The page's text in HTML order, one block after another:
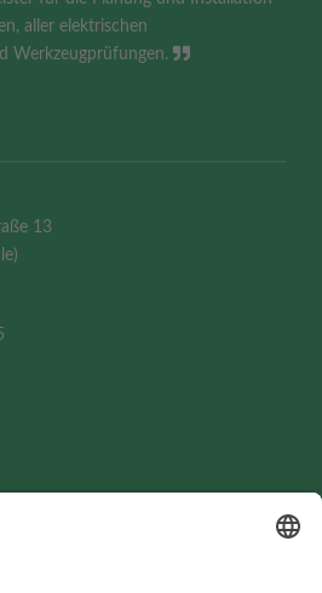
aller elektrischen
Werkzeugprüfungen.
13